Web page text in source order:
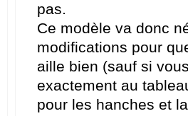
pas.
Ce modèle va donc
modifications pour
aille bien (sauf si
exactement au
pour les hanches et